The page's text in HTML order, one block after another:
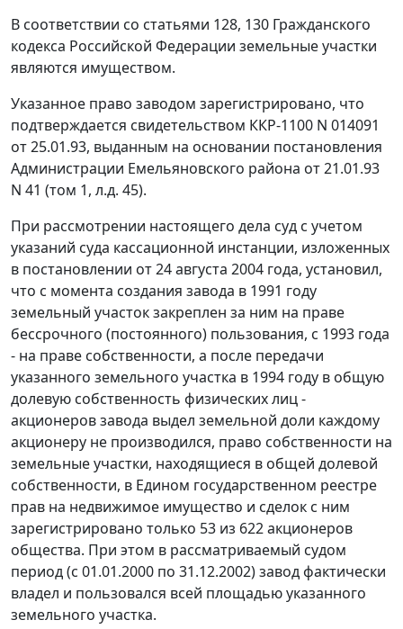
В соответствии со статьями 128, 130 Гражданского
кодекса Российской Федерации земельные участки
являются имуществом.
Указанное право заводом зарегистрировано, что
подтверждается свидетельством ККР-1100 N 014091
от 25.01.93, выданным на основании постановления
Администрации Емельяновского района от 21.01.93
N 41 (том 1, л.д. 45).
При рассмотрении настоящего дела суд с учетом
указаний суда кассационной инстанции, изложенных
в постановлении от 24 августа 2004 года, установил,
что с момента создания завода в 1991 году
земельный участок закреплен за ним на праве
бессрочного (постоянного) пользования, с 1993 года
- на праве собственности, а после передачи
указанного земельного участка в 1994 году в общую
долевую собственность физических лиц -
акционеров завода выдел земельной доли каждому
акционеру не производился, право собственности на
земельные участки, находящиеся в общей долевой
собственности, в Едином государственном реестре
прав на недвижимое имущество и сделок с ним
зарегистрировано только 53 из 622 акционеров
общества. При этом в рассматриваемый судом
период (с 01.01.2000 по 31.12.2002) завод фактически
владел и пользовался всей площадью указанного
земельного участка.